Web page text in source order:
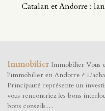
Catalan et Andorre :
Immobilier Immobilier Vous
l’immobilier en Andorre ?
Principauté représente un
vous rencontriez les bons
bons conseils…